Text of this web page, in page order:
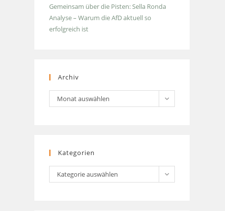
Gemeinsam über die Pisten: Sella Ronda
Analyse – Warum die AfD aktuell so
erfolgreich ist
Archiv
Archiv
Monat auswählen
Kategorien
Kategorien
Kategorie auswählen